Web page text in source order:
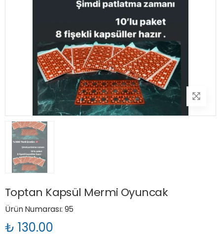
Toptan Kapsül Mermi Oyuncak
Ürün Numarası: 95
₺ 130.00